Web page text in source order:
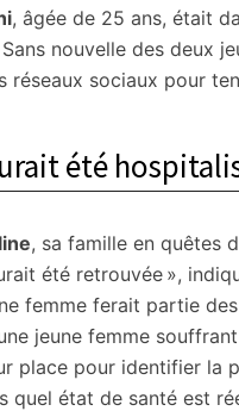
, âgée de 25 ans, était
nouvelle des deux
réseaux sociaux pour
été
, sa famille en quêtes
été retrouvée »,
femme ferait partie des
jeune femme
place pour identifier la
quel état de santé est